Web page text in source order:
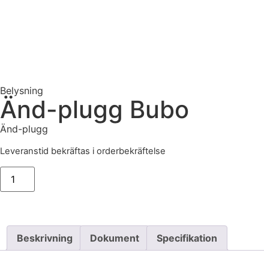
Belysning
Änd-plugg Bubo
Änd-plugg
Leveranstid bekräftas i orderbekräftelse
Beskrivning Dokument Specifikation